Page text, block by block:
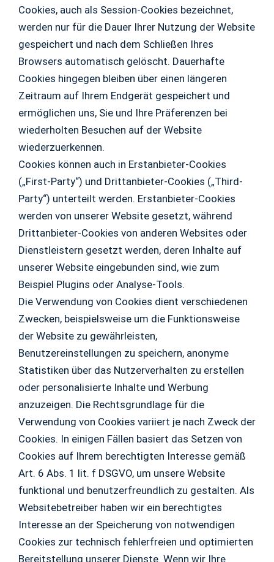
Cookies, auch als Session-Cookies bezeichnet,
werden nur für die Dauer Ihrer Nutzung der Website
gespeichert und nach dem Schließen Ihres
Browsers automatisch gelöscht. Dauerhafte
Cookies hingegen bleiben über einen längeren
Zeitraum auf Ihrem Endgerät gespeichert und
ermöglichen uns, Sie und Ihre Präferenzen bei
wiederholten Besuchen auf der Website
wiederzuerkennen.
Cookies können auch in Erstanbieter-Cookies
(„First-Party“) und Drittanbieter-Cookies („Third-
Party“) unterteilt werden. Erstanbieter-Cookies
werden von unserer Website gesetzt, während
Drittanbieter-Cookies von anderen Websites oder
Dienstleistern gesetzt werden, deren Inhalte auf
unserer Website eingebunden sind, wie zum
Beispiel Plugins oder Analyse-Tools.
Die Verwendung von Cookies dient verschiedenen
Zwecken, beispielsweise um die Funktionsweise
der Website zu gewährleisten,
Benutzereinstellungen zu speichern, anonyme
Statistiken über das Nutzerverhalten zu erstellen
oder personalisierte Inhalte und Werbung
anzuzeigen. Die Rechtsgrundlage für die
Verwendung von Cookies variiert je nach Zweck der
Cookies. In einigen Fällen basiert das Setzen von
Cookies auf Ihrem berechtigten Interesse gemäß
Art. 6 Abs. 1 lit. f DSGVO, um unsere Website
funktional und benutzerfreundlich zu gestalten. Als
Websitebetreiber haben wir ein berechtigtes
Interesse an der Speicherung von notwendigen
Cookies zur technisch fehlerfreien und optimierten
Bereitstellung unserer Dienste. Wenn wir Ihre